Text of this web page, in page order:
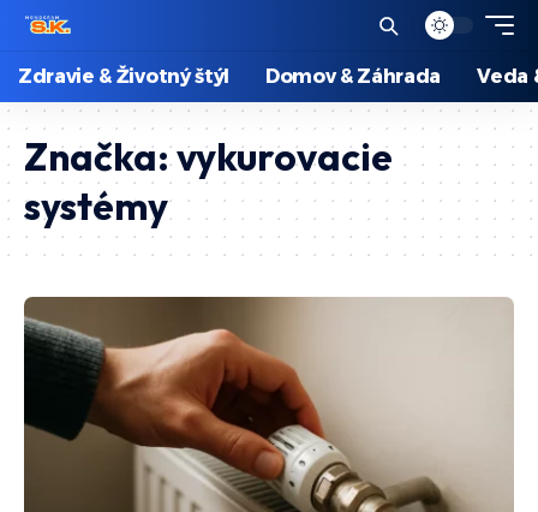
Zdravie & Životný štýl Domov & Záhrada Veda
Značka:vykurovacie
systémy